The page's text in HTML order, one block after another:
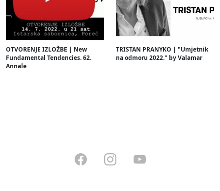
OTVORENJE IZLOŽBE | New
Fundamental Tendencies. 62.
Annale
TRISTAN PRANYKO | "Umjetnik
na odmoru 2022." by Valamar